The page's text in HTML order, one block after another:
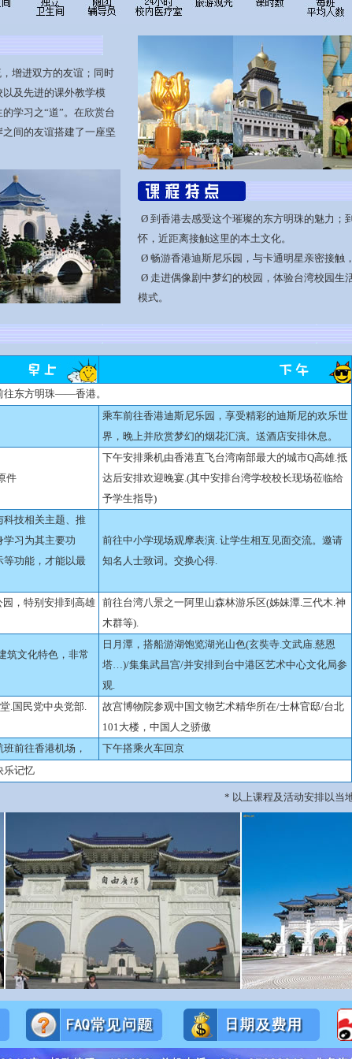
增进双方的友谊；同时
及先进的课外教学模
学习之“道”。在欣赏台
间的友谊搭建了一座坚
Ø 到香港去感受这个璀璨的东方明珠的魅力；
怀，近距离接触这里的本土文化。
Ø 畅游香港迪斯尼乐园，与卡通明星亲密接触
Ø 走进偶像剧中梦幻的校园，体验台湾校园生
模式。
往东方明珠——香港。
乘车前往香港迪斯尼乐园，享受精彩的迪斯尼的欢乐世
界，晚上并欣赏梦幻的烟花汇演。送酒店安排休息。
件
下午安排乘机由香港直飞台湾南部最大的城市Q高雄.抵
达后安排欢迎晚宴.(其中安排台湾学校校长现场莅临给
予学生指导)
科技相关主题、推
学习为其主要功
等功能，才能以最
前往中小学现场观摩表演. 让学生相互见面交流。邀请
知名人士致词。交换心得.
园，特别安排到高雄 前往台湾八景之一阿里山森林游乐区(姊妹潭.三代木.神
木群等).
筑文化特色，非常
日月潭，搭船游湖饱览湖光山色(玄奘寺.文武庙.慈恩
塔…)/集集武昌宫/并安排到台中港区艺术中心文化局参
观.
.国民党中央党部.
故宫博物院参观中国文物艺术精华所在/士林官邸/台北
101大楼，中国人之骄傲
前往香港机场， 下午搭乘火车回京
乐记忆
* 以上课程及活动安排以当